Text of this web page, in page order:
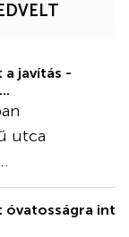
javítás -
utca
int